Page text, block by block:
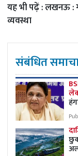
यह भी पढ़ें :लखनऊ :
व्यवस्था
संबंधित